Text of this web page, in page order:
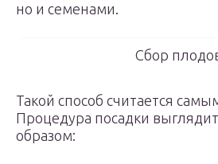
но и семенами.
Сбор
Такой способ считается
Процедура посадки
образом: